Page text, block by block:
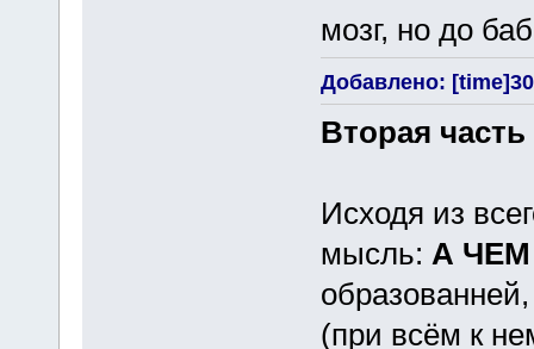
мозг, но до
Добавлено:
Вторая
Исходя из
мысль: А
(при всём к